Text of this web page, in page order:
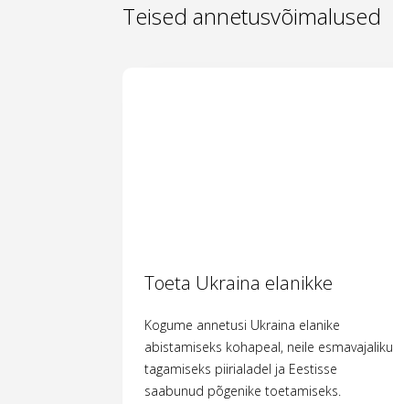
Teised annetusvõimalused
Toeta Ukraina elanikke
Kogume annetusi Ukraina elanike
abistamiseks kohapeal, neile esmavajaliku
tagamiseks piirialadel ja Eestisse
saabunud põgenike toetamiseks.